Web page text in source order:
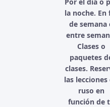
la noche. En
de semana
entre
Clases o
paquetes
clases.
las lecciones
ruso en
función de